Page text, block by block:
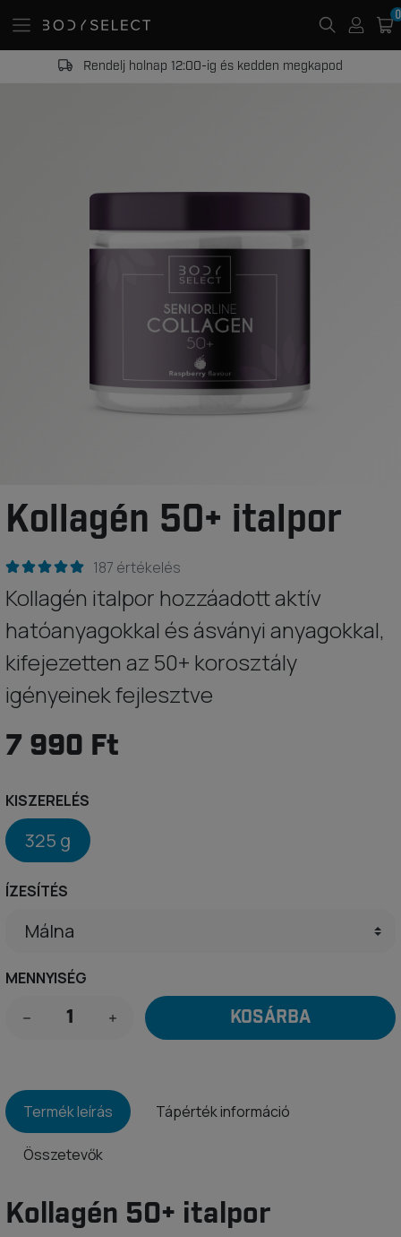
20 000 Ft -tól ingyenes kiszállítás
Kollagén 50+ italpor
187 értékelés
Kollagén italpor hozzáadott aktív
hatóanyagokkal és ásványi anyagokkal,
kifejezetten az 50+ korosztály
igényeinek fejlesztve
7 990 Ft
KISZERELÉS
325 g
ÍZESÍTÉS
MENNYISÉG
KOSÁRBA
Termék leírás Tápérték információ
Összetevők
Kollagén 50+ italpor
0